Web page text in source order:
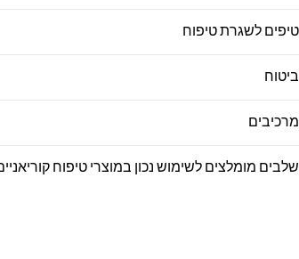
טיפים לשגרת טיפוח
ביטוח
מרכיבים
שלבים מומלצים לשימוש נכון במוצרי טיפוח